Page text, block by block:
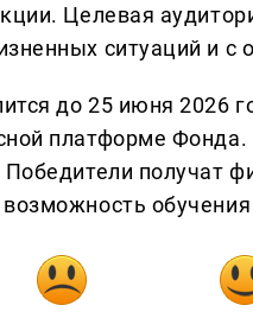
Целевая
ситуаций и
до 25 июня 2026
платформе
Победители получат